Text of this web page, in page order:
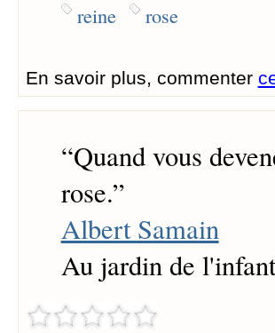
reine rose
En savoir plus, commenter
“Quand vous
rose.”
Albert Samain
Au jardin de